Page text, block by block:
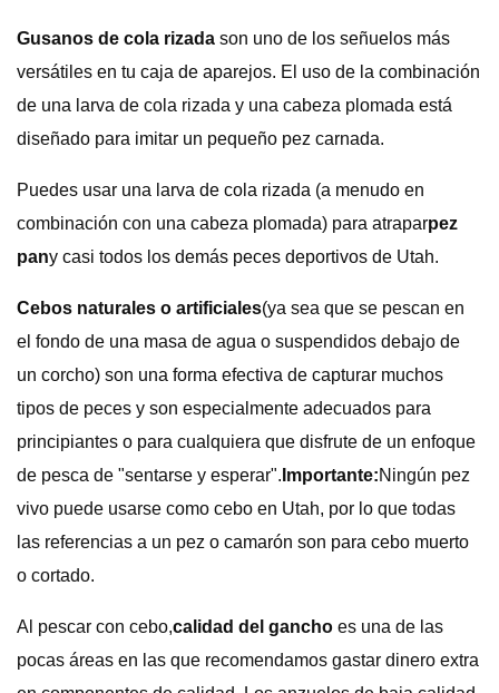
Gusanos de cola rizada son uno de los señuelos más
versátiles en tu caja de aparejos. El uso de la combinación
de una larva de cola rizada y una cabeza plomada está
diseñado para imitar un pequeño pez carnada.
Puedes usar una larva de cola rizada (a menudo en
combinación con una cabeza plomada) para atraparpez
pany casi todos los demás peces deportivos de Utah.
Cebos naturales o artificiales(ya sea que se pescan en
el fondo de una masa de agua o suspendidos debajo de
un corcho) son una forma efectiva de capturar muchos
tipos de peces y son especialmente adecuados para
principiantes o para cualquiera que disfrute de un enfoque
de pesca de "sentarse y esperar". Importante:Ningún pez
vivo puede usarse como cebo en Utah, por lo que todas
las referencias a un pez o camarón son para cebo muerto
o cortado.
Al pescar con cebo,calidad del gancho es una de las
pocas áreas en las que recomendamos gastar dinero extra